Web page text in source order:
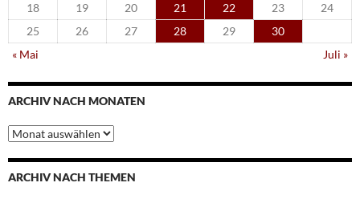
18
19 20 21 22 23
24
25
26 27 28 29
30
« Mai
Juli »
ARCHIV NACH MONATEN
Archiv
nach
Monaten
ARCHIV NACH THEMEN